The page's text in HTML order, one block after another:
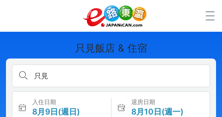
只見飯店 & 住宿
只見
入住日期
8月9日(週日)
退房日期
8月10日(週一)